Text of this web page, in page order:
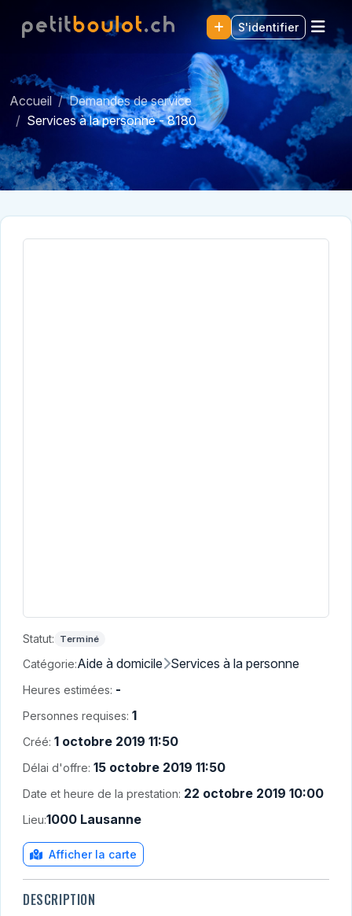
S'identifier
Accueil
Demandes de service
Services à la personne - 8180
Statut: Terminé
Catégorie:Aide à domicile Services à la personne
Heures estimées: -
Personnes requises: 1
Créé: 1 octobre 2019 11:50
Délai d'offre: 15 octobre 2019 11:50
Date et heure de la prestation: 22 octobre 2019 10:00
Lieu:1000 Lausanne
Afficher la carte
DESCRIPTION